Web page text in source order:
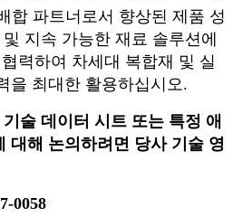
합 파트너로서 향상된 제품 성
지속 가능한 재료 솔루션에
력하여 차세대 복합재 및 실
을 최대한 활용하십시오.
술 데이터 시트 또는 특정 애
대해 논의하려면 당사 기술 영
0058